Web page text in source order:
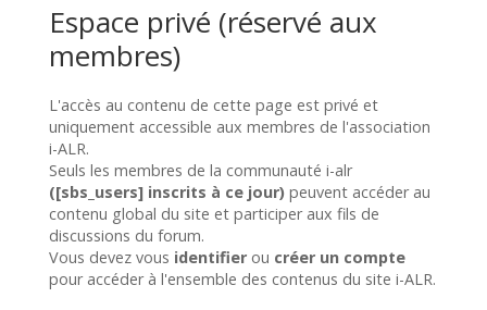
Espace privé (réservé aux
membres)
L'accès au contenu de cette page est privé et
uniquement accessible aux membres de l'association
i-ALR.
Seuls les membres de la communauté i-alr
([sbs_users] inscrits à ce jour)peuvent accéder au
contenu global du site et participer aux fils de
discussions du forum.
Vous devez vous identifierou créer un compte
pour accéder à l'ensemble des contenus du site i-ALR.